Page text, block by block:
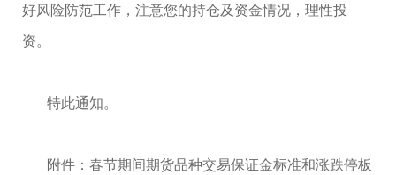
好风险防范工作，注意您的持仓及资金情况，理性投
资。
特此通知。
附件：春节期间期货品种交易保证金标准和涨跌停板